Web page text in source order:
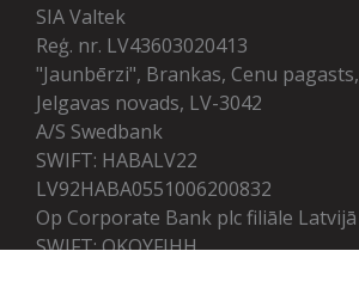
SIA Valtek
Reģ. nr. LV43603020413
"Jaunbērzi", Brankas, Cenu pagasts,
Jelgavas novads, LV-3042
A/S Swedbank
SWIFT: HABALV22
LV92HABA0551006200832
Op Corporate Bank plc filiāle Latvijā
SWIFT: OKOYFIHH